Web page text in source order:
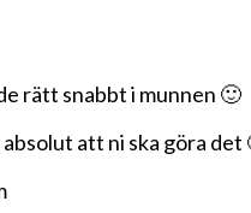
rätt snabbt i munnen 🙂
att ni ska göra det